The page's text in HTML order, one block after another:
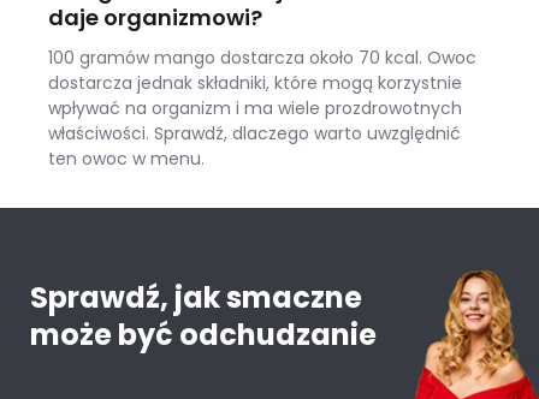
daje organizmowi?
100 gramów mango dostarcza około 70 kcal. Owoc
dostarcza jednak składniki, które mogą korzystnie
wpływać na organizm i ma wiele prozdrowotnych
właściwości. Sprawdź, dlaczego warto uwzględnić
ten owoc w menu.
Sprawdź, jak smaczne
może być odchudzanie